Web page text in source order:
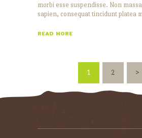
morbi esse suspendisse. Non
sapien, consequat tincidunt platea
READ MORE
PAGINATION
PAGE
1 PAGE
2 >